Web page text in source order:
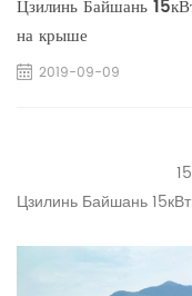
Цзилинь Байшань
на крыше
2019-09-09
Цзилинь Байшань